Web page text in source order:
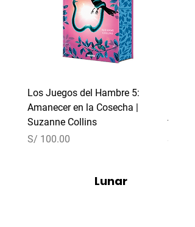
Los Juegos del Hambre 5:
Amanecer en la Cosecha |
Suzanne Collins
Precio
S/ 100.00
Precio
S/
Lunar